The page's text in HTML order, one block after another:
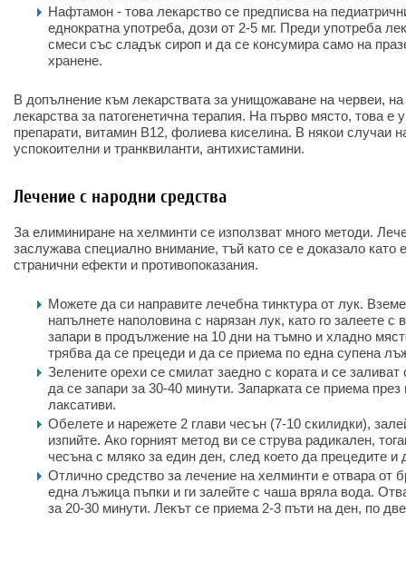
Нафтамон - това лекарство се предписва на
еднократна употреба, дози от 2-5 мг. Преди употреба
смеси със сладък сироп и да се консумира само на
хранене.
В допълнение към лекарствата за унищожаване на червеи,
лекарства за патогенетична терапия. На първо място, това е
препарати, витамин В12, фолиева киселина. В някои случаи
успокоителни и транквиланти, антихистамини.
Лечение с народни средства
За елиминиране на хелминти се използват много методи.
заслужава специално внимание, тъй като се е доказало
странични ефекти и противопоказания.
Можете да си направите лечебна тинктура от лук.
напълнете наполовина с нарязан лук, като го залеете с
запари в продължение на 10 дни на тъмно и хладно
трябва да се прецеди и да се приема по една супена
Зелените орехи се смилат заедно с кората и се
да се запари за 30-40 минути. Запарката се приема
лаксативи.
Обелете и нарежете 2 глави чесън (7-10 скилидки),
изпийте. Ако горният метод ви се струва радикален,
чесъна с мляко за един ден, след което да прецедите и
Отлично средство за лечение на хелминти е отвара от
една лъжица пъпки и ги залейте с чаша вряла вода.
за 20-30 минути. Лекът се приема 2-3 пъти на ден, по